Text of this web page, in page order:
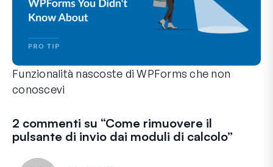
Funzionalità nascoste di WPForms che non
conoscevi
2 commenti su “Come rimuovere il
pulsante di invio dai moduli di calcolo”